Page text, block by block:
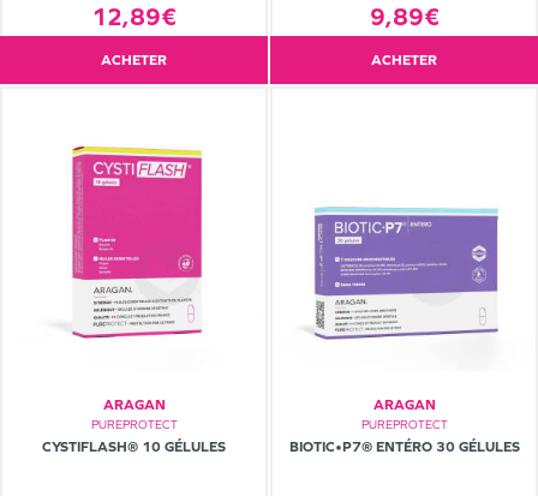
12,89€
ACHETER
9,89€
ACHETER
ARAGAN
PUREPROTECT
CYSTIFLASH® 10 GÉLULES
ARAGAN
PUREPROTECT
BIOTIC•P7® ENTÉRO 30 GÉLULES